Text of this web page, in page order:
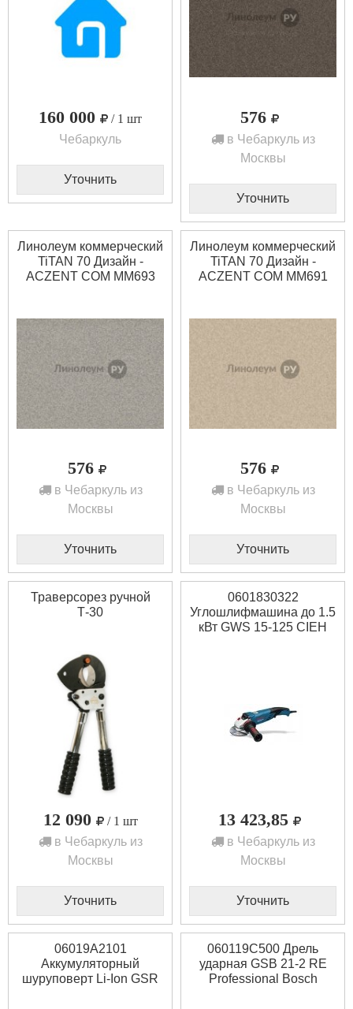
160 000
/ 1 шт
Чебаркуль
Уточнить
576
в Чебаркуль из
Москвы
Уточнить
Линолеум коммерческий
TiTAN 70 Дизайн -
ACZENT COM MM693
576
в Чебаркуль из
Москвы
Уточнить
Линолеум коммерческий
TiTAN 70 Дизайн -
ACZENT COM MM691
576
в Чебаркуль из
Москвы
Уточнить
Траверсорез ручной
Т-30
12 090
/ 1 шт
в Чебаркуль из
Москвы
Уточнить
0601830322
Углошлифмашина до 1.5
кВт GWS 15-125 CIEH
13 423,85
в Чебаркуль из
Москвы
Уточнить
06019A2101
Аккумуляторный
шуруповерт Li-Ion GSR
060119C500 Дрель
ударная GSB 21-2 RE
Professional Bosch